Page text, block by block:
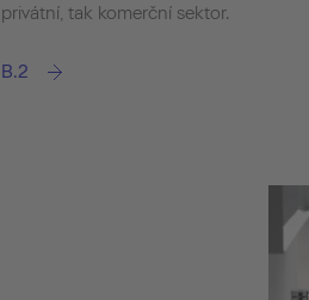
privátní, tak komerční sektor.
B.2